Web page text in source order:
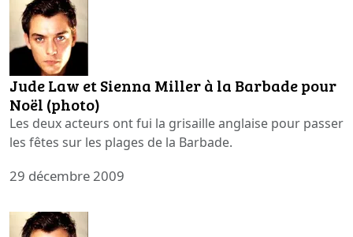
Jude Law et Sienna Miller à la Barbade pour
Noël (photo)
Les deux acteurs ont fui la grisaille anglaise pour passer
les fêtes sur les plages de la Barbade.
29 décembre 2009